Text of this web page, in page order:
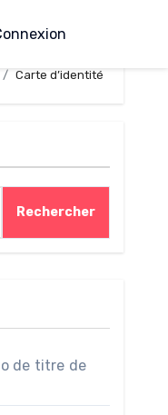
Carte d’identité
Rechercher
de titre de